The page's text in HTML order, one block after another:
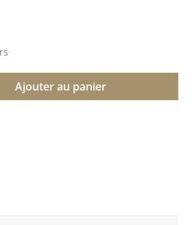
la quantité
Ajouter au panier